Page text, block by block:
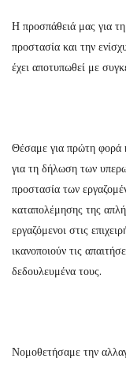
Η προσπάθειά μας για
προστασία και την
έχει αποτυπωθεί με
Θέσαμε για πρώτη φορά
για τη δήλωση των
προστασία των
καταπολέμησης της
εργαζόμενοι στις
ικανοποιούν τις
δεδουλευμένα τους.
Νομοθετήσαμε την